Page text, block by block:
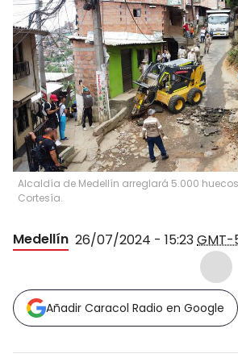
Alcaldía de Medellín arreglará 5.000
Cortesía.
Medellín 26/07/2024 - 15:23GMT-
Añadir Caracol Radio en Google